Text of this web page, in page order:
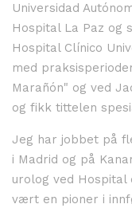
Universidad
Hospital La Paz og
Hospital Clínico
med
Marañón" og ved
og fikk tittelen
Jeg har jobbet på
i Madrid og på
urolog ved Hospital
vært en pioner i